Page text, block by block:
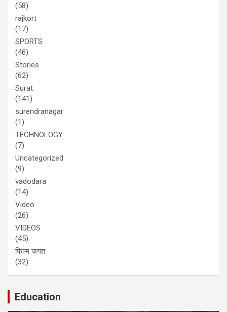
(58)
rajkort
(17)
SPORTS
(46)
Stories
(62)
Surat
(141)
surendranagar
(1)
TECHNOLOGY
(7)
Uncategorized
(9)
vadodara
(14)
Video
(26)
VIDEOS
(45)
फिल्म जगत
(32)
Education